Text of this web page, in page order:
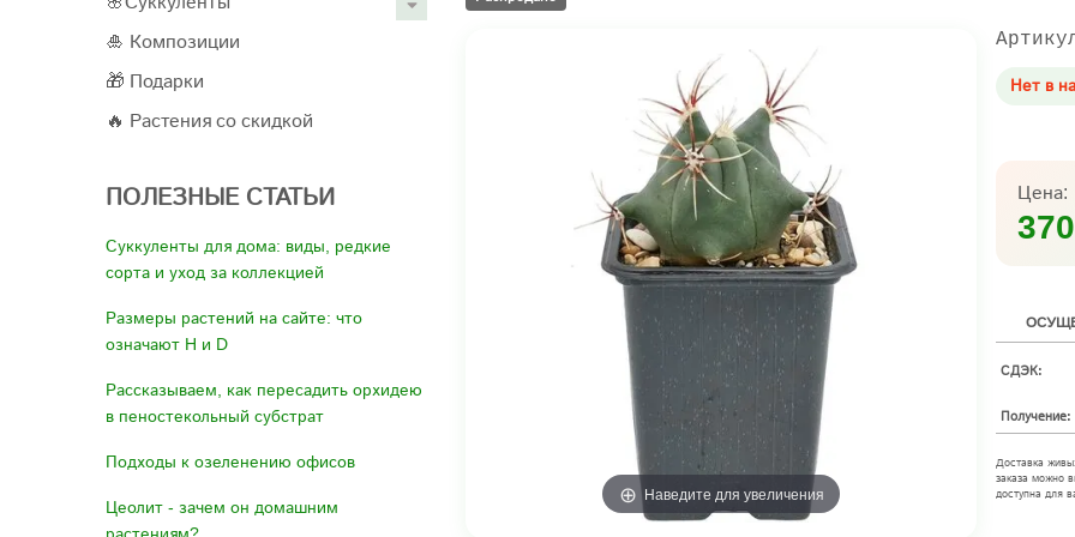
🎍 Композиции
🎁 Подарки
🔥 Растения со скидкой
ПОЛЕЗНЫЕ СТАТЬИ
Суккуленты для дома: виды, редкие
сорта и уход за коллекцией
Размеры растений на сайте: что
означают H и D
Рассказываем, как пересадить орхидею
в пеностекольный субстрат
Подходы к озеленению офисов
Цеолит - зачем он домашним
Наведите для увеличения
Нет в
Цена:
СДЭК:
Получение:
Доставка
заказа можно
доступна для